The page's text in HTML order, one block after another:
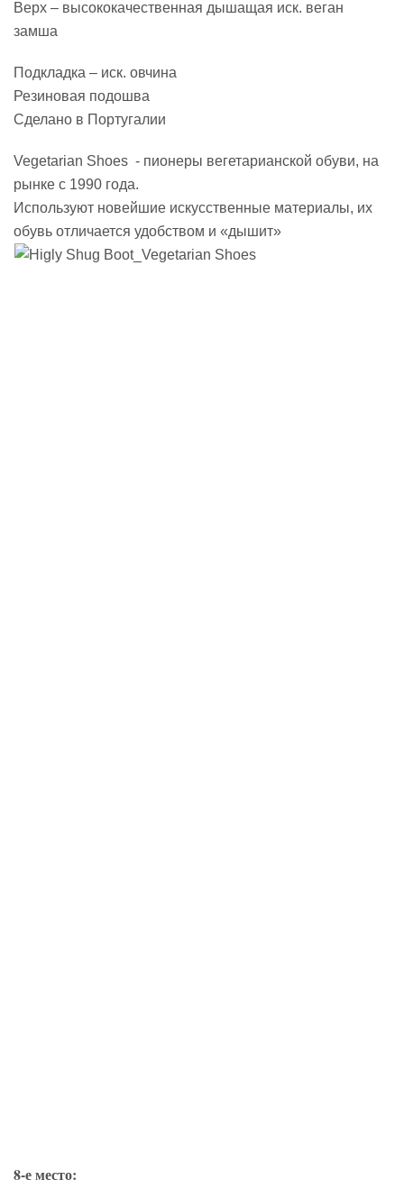
Верх – высококачественная дышащая иск. веган
замша
Подкладка – иск. овчина
Резиновая подошва
Сделано в Португалии
Vegetarian Shoes - пионеры вегетарианской обуви, на
рынке с 1990 года.
Используют новейшие искусственные материалы, их
обувь отличается удобством и «дышит»
8-е место: